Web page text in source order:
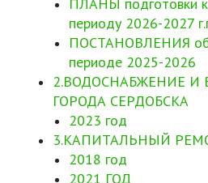
периоду 2026-2027
ПОСТАНОВЛЕНИЯ об
периоде 2025-2026
2.ВОДОСНАБЖЕНИЕ И
ГОРОДА СЕРДОБСКА
2023 год
3.КАПИТАЛЬНЫЙ
2018 год
2021 ГОД